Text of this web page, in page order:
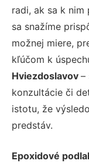
radi, ak sa k nim
sa snažíme
možnej miere,
kľúčom k
Hviezdoslavov –
konzultácie či
istotu, že
predstáv.
Epoxidové